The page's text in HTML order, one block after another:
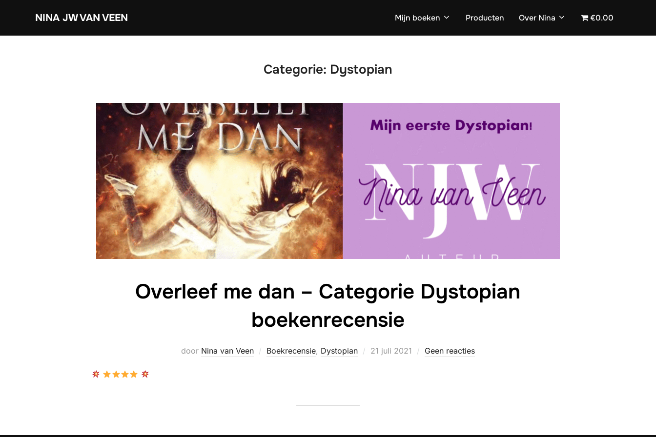
de
NINA JW VAN VEEN Mijn boeken Producten Over Nina €0.00
Categorie: Dystopian
Overleef me dan – Categorie Dystopian
boekenrecensie
door Nina van Veen Boekrecensie, Dystopian
Geplaatst
21 juli 2021 Geen reacties